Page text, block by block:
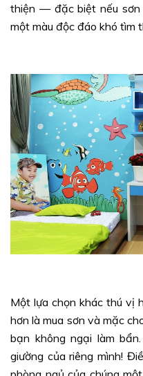
thiện — đặc biệt nếu sơn
một màu độc đáo khó tìm
Một lựa chọn khác thú vị
hơn là mua sơn và mặc
bạn không ngại làm
giường của riêng mình!